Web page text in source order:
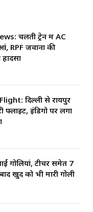
चलती ट्रेन में AC
RPF जवानों की
दिल्ली से रायपुर
फ्लाइट, इंडिगो पर लगा
गोलियां, टीचर समेत 7
खुद को भी मारी गोली